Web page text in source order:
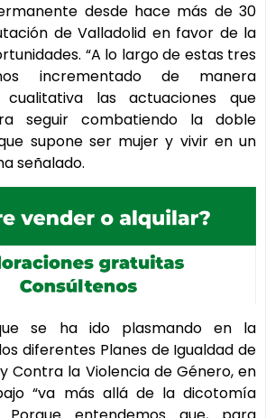
desde hace más de 30
de Valladolid en favor de la
“A lo largo de estas tres
incrementado de manera
las actuaciones que
seguir combatiendo la doble
supone ser mujer y vivir en un
señalado.
se ha ido plasmando en la
diferentes Planes de Igualdad de
Contra la Violencia de Género, en
“va más allá de la dicotomía